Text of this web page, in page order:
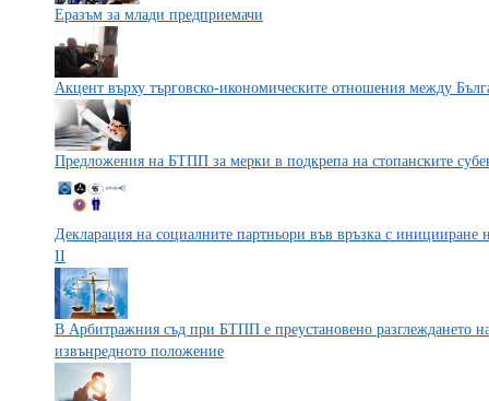
Еразъм за млади предприемачи
Акцент върху търговско-икономическите отношения между
Предложения на БТПП за мерки в подкрепа на стопанските
Декларация на социалните партньори във връзка с иницииране
ІІ
В Арбитражния съд при БТПП е преустановено разглеждането
извънредното положение